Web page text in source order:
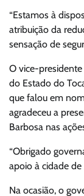
“Estamos à
atribuição da
sensação de
O vice-
do Estado do
que falou em
agradeceu a
Barbosa nas
“Obrigado
apoio à cidade de
Na ocasião, o